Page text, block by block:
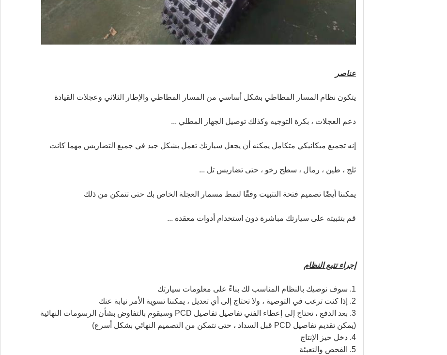
عناصر
يتكون نظام المسار المطاطي بشكل أساسي من المسار المطاطي والإطار الثلاثي وعجلات القيادة
دعم العجلات ، بكرة التوجيه وكذلك توصيل الجهاز المطلي ...
إنه تجميع ميكانيكي متكامل يمكنه أن يجعل سيارتك تعمل بشكل جيد في جميع التضاريس مهما كانت
ثلج ، طين ، رمال ، سطح رخو ، حتى تضاريس تل ...
يمكننا أيضًا تصميم فتحة التثبيت وفقًا لنمط مسمار العجلة الخاص بك حتى تتمكن من ذلك
قم بتثبيته على سيارتك مباشرة دون استخدام أدوات معقدة ...
إجراء تتبع النظام
1. سوف نوصيك بالنظام المناسب لك بناءً على معلومات سيارتك
2. إذا كنت ترغب في التوصية ، ولا تحتاج إلى أي تعديل ، يمكننا تسوية الأمر نيابة عنك
3. بعد الدفع ، تحتاج إلى إعطاء الفني تفاصيل تفاصيل PCD وسيقوم بالتفاوض بشأن الرسومات النهائية
(يمكن تقديم تفاصيل PCD قبل السداد ، حتى نتمكن من التصميم النهائي بشكل أسرع)
4. دخل حيز الإنتاج
5. الفحص والتعبئة